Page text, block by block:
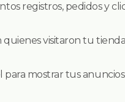
registros, pedidos y
quienes visitaron tu
para mostrar tus